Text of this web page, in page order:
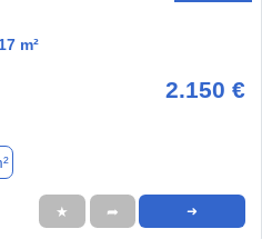
m²
2.150 €
★ ➦ ➜